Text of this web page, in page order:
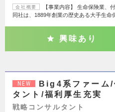
会社概要
【事業内容】 生命保険業、
同社は、1889年創業の歴史ある大手生命
興味あり
NEW
Big4系ファーム/
タント/福利厚生充実
戦略コンサルタント